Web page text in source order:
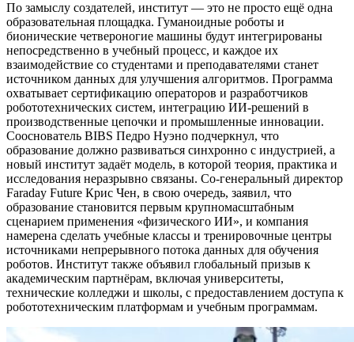
По замыслу создателей, институт — это не просто ещё одна
образовательная площадка. Гуманоидные роботы и
бионические четвероногие машины будут интегрированы
непосредственно в учебный процесс, и каждое их
взаимодействие со студентами и преподавателями станет
источником данных для улучшения алгоритмов. Программа
охватывает сертификацию операторов и разработчиков
робототехнических систем, интеграцию ИИ-решений в
производственные цепочки и промышленные инновации.
Сооснователь BIBS Педро Нуэно подчеркнул, что
образование должно развиваться синхронно с индустрией, а
новый институт задаёт модель, в которой теория, практика и
исследования неразрывно связаны. Со-генеральный директор
Faraday Future Крис Чен, в свою очередь, заявил, что
образование становится первым крупномасштабным
сценарием применения «физического ИИ», и компания
намерена сделать учебные классы и тренировочные центры
источниками непрерывного потока данных для обучения
роботов. Институт также объявил глобальный призыв к
академическим партнёрам, включая университеты,
технические колледжи и школы, с предоставлением доступа к
робототехническим платформам и учебным программам.